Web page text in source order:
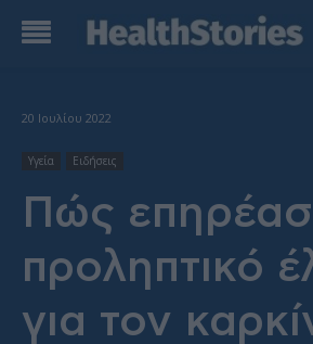
20 Ιουλίου 2022
Υγεία Ειδήσεις
Πώς
προληπτικό
για τον